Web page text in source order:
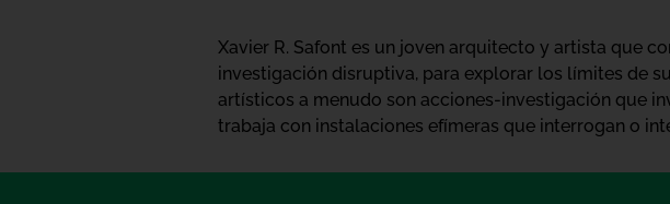
Xavier R. Safont es un joven arquitecto y artista que
investigación disruptiva, para explorar los límites de
artísticos a menudo son acciones-investigación que
trabaja con instalaciones efímeras que interrogan o